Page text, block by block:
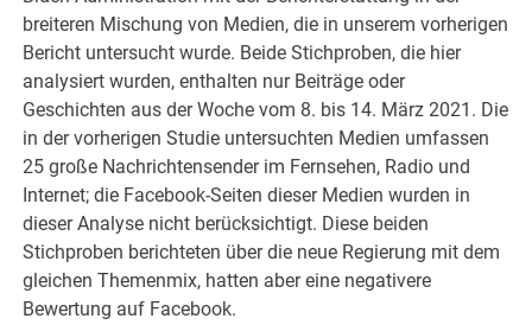
breiteren Mischung von Medien, die in unserem vorherigen
Bericht untersucht wurde. Beide Stichproben, die hier
analysiert wurden, enthalten nur Beiträge oder
Geschichten aus der Woche vom 8. bis 14. März 2021. Die
in der vorherigen Studie untersuchten Medien umfassen
25 große Nachrichtensender im Fernsehen, Radio und
Internet; die Facebook-Seiten dieser Medien wurden in
dieser Analyse nicht berücksichtigt. Diese beiden
Stichproben berichteten über die neue Regierung mit dem
gleichen Themenmix, hatten aber eine negativere
Bewertung auf Facebook.